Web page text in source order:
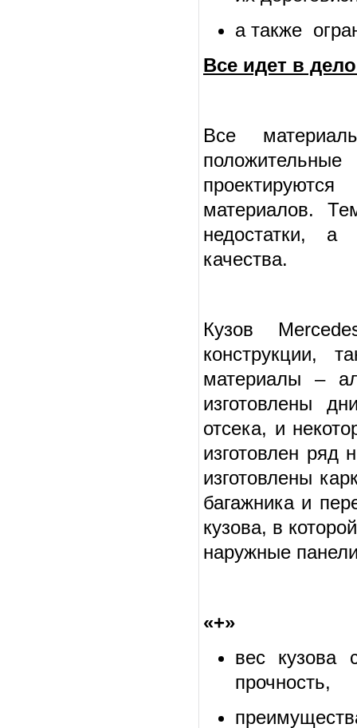
а также
Все идет в
Все
материалов.
недостатки, а
качества.
Кузов
конструкции,
материалы –
изготовлены
отсека, и
изготовлен ряд
изготовлены
багажника и
кузова, в
наружные
«+»
вес кузова
прочность,